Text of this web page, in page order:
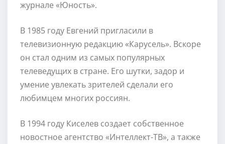
журнале «Юность».
В 1985 году Евгений пригласили в
телевизионную редакцию «Карусель». Вскоре
он стал одним из самых популярных
телеведущих в стране. Его шутки, задор и
умение увлекать зрителей сделали его
любимцем многих россиян.
В 1994 году Киселев создает собственное
новостное агентство «Интеллект-ТВ», а также